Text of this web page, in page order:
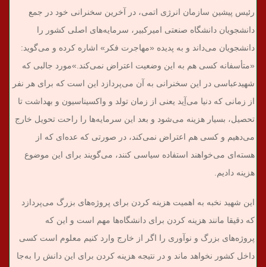
رئیس پیشین سازمان انرژی اتمی، در آخرین سخنرانی خود در جمع
دانشجویان دانشگاه صنعتی امیرکبیر، سرمایه‌های اصلی کشور را
دانشجویان می‌داند و به پدیده «مهاجرت فکر» اشاره کرده و می‌گوید:
«متأسفانه کسی هم به این وضعیت اعتراض نمی‌کند.»مورد جالبی که
شهیدعباسی در این سخنرانی به آن می‌پردازد این است که برای هر نفر
از زمانی که دنیا می‌آِید یعنی از زمان تولد و واکسیناسیون و بهداشت تا
تحصیل، بسیار هزینه می‌شود و بعد این‌ سرمایه‌ها را راحت تحویل خارج
می‌دهیم و کسی هم اعتراض نمی‌کند، در صورتی که عده‌ای که از
هسته‌ای می‌خواهند استفاده سیاسی ‌کنند، می‌گویند برای این موضوع
هزینه دادیم.
این شهید نخبه به اهمیت هزینه کردن برای پروژه‌های بزرگ می‌پردازد
که دقیقا مانند هزینه کردن برای دانشگاه‌ها مهم است و این که
پروژه‌های بزرگ و نوآوری را اگر از خارج وارد کنیم معلوم است کسی
داخل کشور نخواهد ماند و در نتیجه هزینه کردن برای این دانش را به‌جا